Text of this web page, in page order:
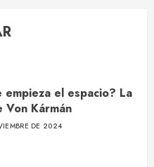
empieza el espacio? La
Von Kármán
DE 2024